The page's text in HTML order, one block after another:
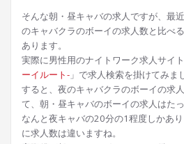
そんな朝・昼キャバの求人ですが、最
のキャバクラのボーイの求人数と比べ
あります。
実際に男性用のナイトワーク求人サイ
ーイルート- 」で求人検索を掛けてみま
すると、夜のキャバクラのボーイの求
て、朝・昼キャバのボーイの求人はた
なんと夜キャバの20分の1程度しかあ
に求人数は違いますね。